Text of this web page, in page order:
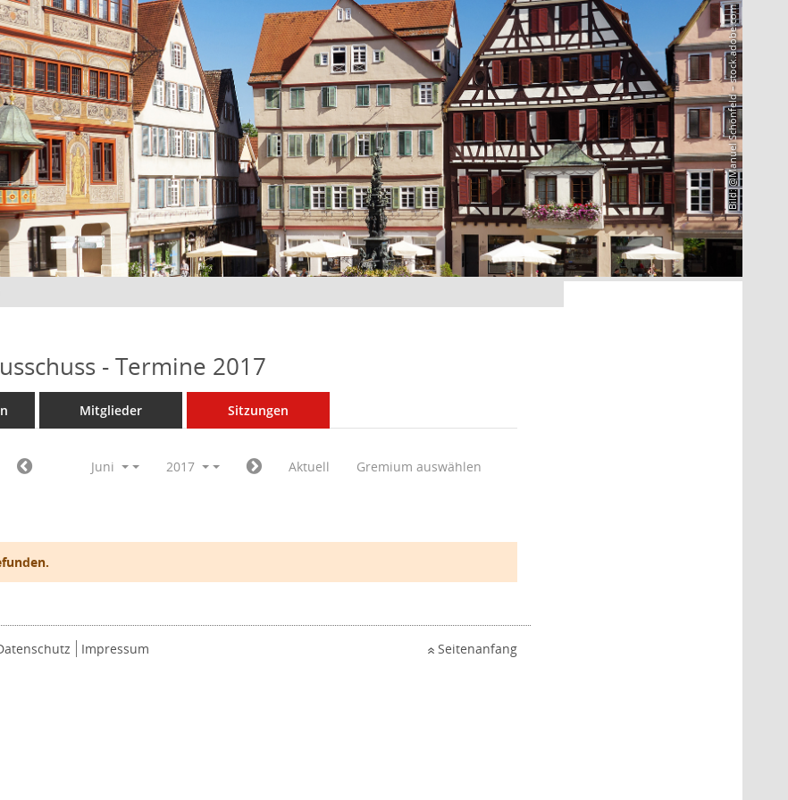
Bild: @Manuel Schönfeld – stock.adobe.com
- Termine 2017
Mitglieder Sitzungen
Juni 2017 Aktuell Gremium auswählen
Impressum Seitenanfang